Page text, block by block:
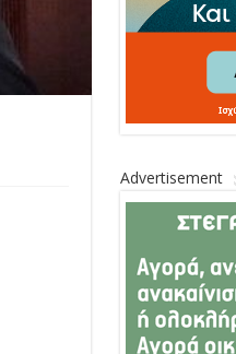
Advertisement